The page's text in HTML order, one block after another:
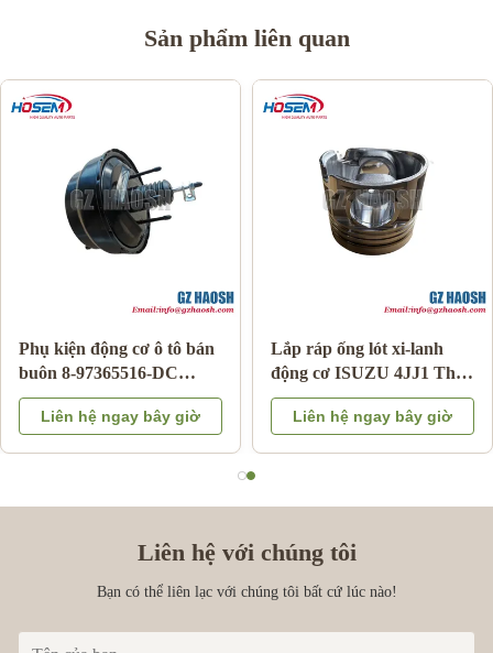
Sản phẩm liên quan
Phụ kiện động cơ ô tô bán
buôn 8-97365516-DC
phanh tăng cường cho
Isuzu DMAX 03-06
Liên hệ ngay bây giờ
Lắp ráp ống lót xi-lanh
động cơ ISUZU 4JJ1 Thay
thế OEM Bảo hành 3
tháng
Liên hệ ngay bây giờ
Liên hệ với chúng tôi
Bạn có thể liên lạc với chúng tôi bất cứ lúc nào!